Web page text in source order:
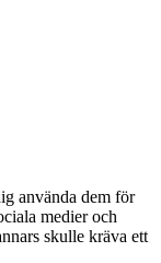
använda dem för
medier och
skulle kräva ett